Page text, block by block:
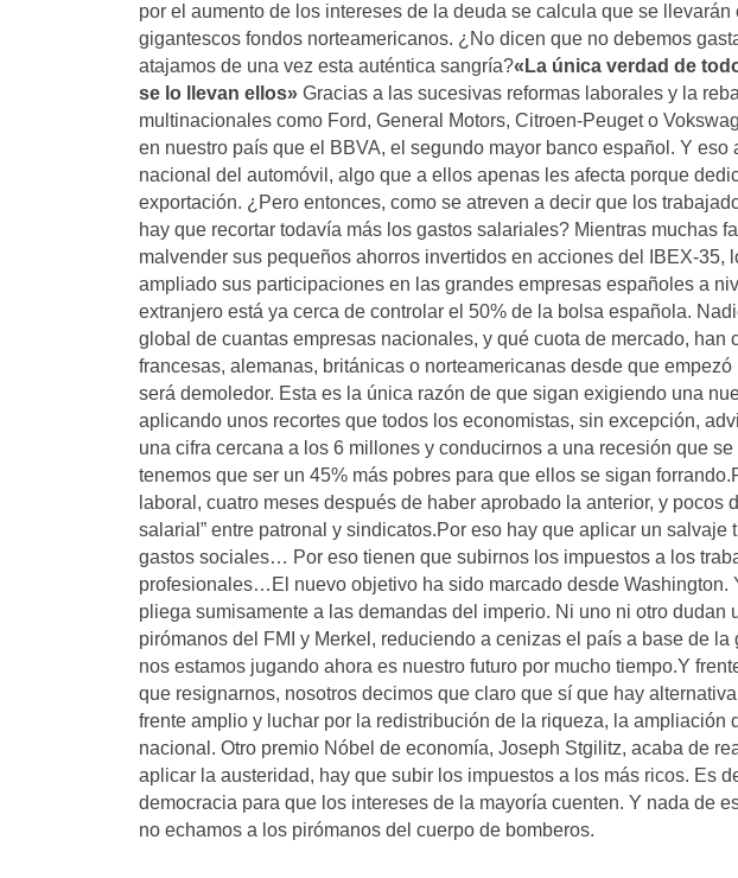
por el aumento de los intereses de la deuda se calcula que se
gigantescos fondos norteamericanos. ¿No dicen que no debemos
atajamos de una vez esta auténtica sangría?«La única verdad de
se lo llevan ellos» Gracias a las sucesivas reformas laborales y la
multinacionales como Ford, General Motors, Citroen-Peuget o
en nuestro país que el BBVA, el segundo mayor banco español. Y
nacional del automóvil, algo que a ellos apenas les afecta porque
exportación. ¿Pero entonces, como se atreven a decir que los
hay que recortar todavía más los gastos salariales? Mientras muchas
malvender sus pequeños ahorros invertidos en acciones del IBEX-35,
ampliado sus participaciones en las grandes empresas españoles a
extranjero está ya cerca de controlar el 50% de la bolsa española.
global de cuantas empresas nacionales, y qué cuota de mercado, han
francesas, alemanas, británicas o norteamericanas desde que
será demoledor. Esta es la única razón de que sigan exigiendo una
aplicando unos recortes que todos los economistas, sin excepción,
una cifra cercana a los 6 millones y conducirnos a una recesión que
tenemos que ser un 45% más pobres para que ellos se sigan
laboral, cuatro meses después de haber aprobado la anterior, y pocos
salarial” entre patronal y sindicatos.Por eso hay que aplicar un
gastos sociales… Por eso tienen que subirnos los impuestos a los
profesionales…El nuevo objetivo ha sido marcado desde Washington.
pliega sumisamente a las demandas del imperio. Ni uno ni otro dudan
pirómanos del FMI y Merkel, reduciendo a cenizas el país a base de
nos estamos jugando ahora es nuestro futuro por mucho tiempo.Y
que resignarnos, nosotros decimos que claro que sí que hay
frente amplio y luchar por la redistribución de la riqueza, la ampliación
nacional. Otro premio Nóbel de economía, Joseph Stgilitz, acaba de
aplicar la austeridad, hay que subir los impuestos a los más ricos. Es
democracia para que los intereses de la mayoría cuenten. Y nada de
no echamos a los pirómanos del cuerpo de bomberos.